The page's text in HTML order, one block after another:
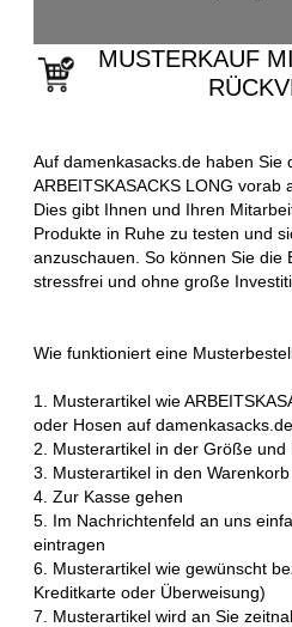
MUSTERKAUF
Auf damenkasacks.de haben Sie
ARBEITSKASACKS LONG vorab
Dies gibt Ihnen und Ihren
Produkte in Ruhe zu testen und
anzuschauen. So können Sie die
stressfrei und ohne große
Wie funktioniert eine
1. Musterartikel wie
oder Hosen auf
2. Musterartikel in der Größe und
3. Musterartikel in den
4. Zur Kasse gehen
5. Im Nachrichtenfeld an uns
eintragen
6. Musterartikel wie gewünscht
Kreditkarte oder Überweisung)
7. Musterartikel wird an Sie